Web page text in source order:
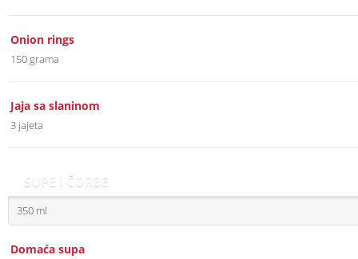
Onion rings
150 grama
Jaja sa slaninom
3 jajeta
SUPE I ČORBE
350 ml
Domaća supa